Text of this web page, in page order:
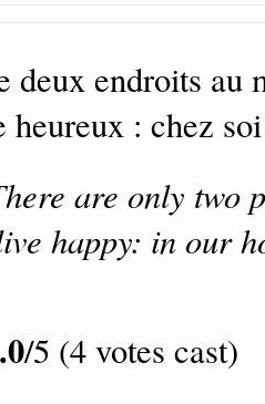
deux endroits au
heureux : chez
are only two
happy: in our
/5 (4 votes cast)